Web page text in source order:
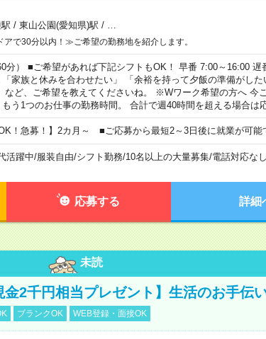
/ 東山公園(愛知県)駅 /
で30分以内！≫ご希望の勤務地を紹介します。
分） ■ご希望があれば下記シフトもOK！ 早番 7:00～16:00 遅
家族と休みを合わせたい」 「余裕を持って夕飯の準備がし
など、ご希望を教えてくださいね。 ※Wワーク希望の方へ 今
う1つのお仕事の勤務時間。 合計で週40時間を超える場合は
！急募！】2カ月～ ■ご応募から最短2～3日後に就業が可能
活躍中/服装自由/シフト勤務/10名以上の大量募集/電話対応なし
応募する 詳細
未読
2千円相当プレゼント】生活のお手伝
ブランクOK WEB登録・面接OK